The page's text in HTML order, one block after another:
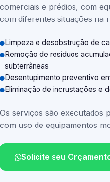
comerciais e prédios, com
com diferentes situações na
Limpeza e desobstrução de
Remoção de resíduos
subterrâneas
Desentupimento preventivo
Eliminação de incrustações e
Os serviços são executados
com uso de equipamentos
Solicite seu